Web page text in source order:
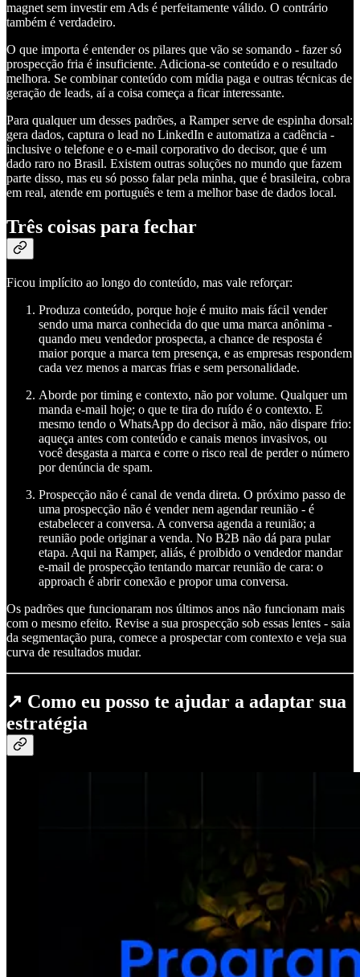
magnet sem investir em Ads é perfeitamente válido. O contrário
também é verdadeiro.
O que importa é entender os pilares que vão se somando - fazer só
prospecção fria é insuficiente. Adiciona-se conteúdo e o resultado
melhora. Se combinar conteúdo com mídia paga e outras técnicas de
geração de leads, aí a coisa começa a ficar interessante.
Para qualquer um desses padrões, a Ramper serve de espinha dorsal:
gera dados, captura o lead no LinkedIn e automatiza a cadência -
inclusive o telefone e o e-mail corporativo do decisor, que é um
dado raro no Brasil. Existem outras soluções no mundo que fazem
parte disso, mas eu só posso falar pela minha, que é brasileira, cobra
em real, atende em português e tem a melhor base de dados local.
Três coisas para fechar
Ficou implícito ao longo do conteúdo, mas vale reforçar:
Produza conteúdo, porque hoje é muito mais fácil vender
sendo uma marca conhecida do que uma marca anônima -
quando meu vendedor prospecta, a chance de resposta é
maior porque a marca tem presença, e as empresas respondem
cada vez menos a marcas frias e sem personalidade.
Aborde por timing e contexto, não por volume. Qualquer um
manda e-mail hoje; o que te tira do ruído é o contexto. E
mesmo tendo o WhatsApp do decisor à mão, não dispare frio:
aqueça antes com conteúdo e canais menos invasivos, ou
você desgasta a marca e corre o risco real de perder o número
por denúncia de spam.
Prospecção não é canal de venda direta. O próximo passo de
uma prospecção não é vender nem agendar reunião - é
estabelecer a conversa. A conversa agenda a reunião; a
reunião pode originar a venda. No B2B não dá para pular
etapa. Aqui na Ramper, aliás, é proibido o vendedor mandar
e-mail de prospecção tentando marcar reunião de cara: o
approach é abrir conexão e propor uma conversa.
Os padrões que funcionaram nos últimos anos não funcionam mais
com o mesmo efeito. Revise a sua prospecção sob essas lentes - saia
da segmentação pura, comece a prospectar com contexto e veja sua
curva de resultados mudar.
↗️ Como eu posso te ajudar a adaptar sua
estratégia